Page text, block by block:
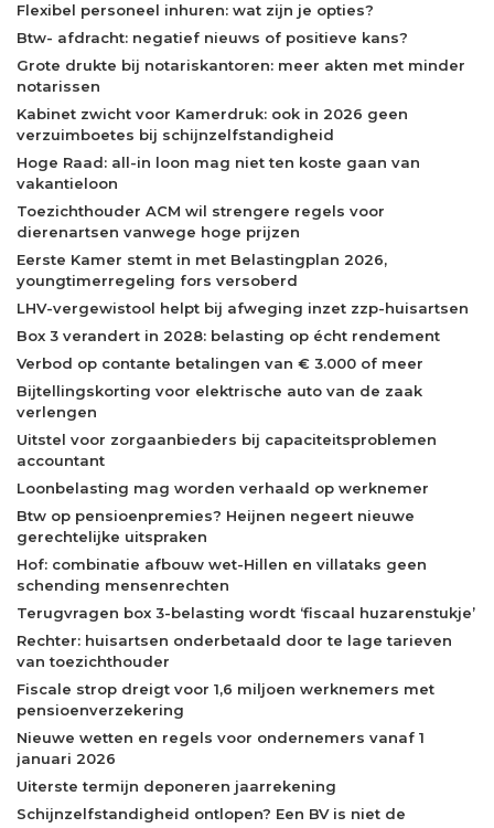
Flexibel personeel inhuren: wat zijn je opties?
Btw- afdracht: negatief nieuws of positieve kans?
Grote drukte bij notariskantoren: meer akten met minder
notarissen
Kabinet zwicht voor Kamerdruk: ook in 2026 geen
verzuimboetes bij schijnzelfstandigheid
Hoge Raad: all-in loon mag niet ten koste gaan van
vakantieloon
Toezichthouder ACM wil strengere regels voor
dierenartsen vanwege hoge prijzen
Eerste Kamer stemt in met Belastingplan 2026,
youngtimerregeling fors versoberd
LHV-vergewistool helpt bij afweging inzet zzp-huisartsen
Box 3 verandert in 2028: belasting op écht rendement
Verbod op contante betalingen van € 3.000 of meer
Bijtellingskorting voor elektrische auto van de zaak
verlengen
Uitstel voor zorgaanbieders bij capaciteitsproblemen
accountant
Loonbelasting mag worden verhaald op werknemer
Btw op pensioenpremies? Heijnen negeert nieuwe
gerechtelijke uitspraken
Hof: combinatie afbouw wet-Hillen en villataks geen
schending mensenrechten
Terugvragen box 3-belasting wordt ‘fiscaal huzarenstukje’
Rechter: huisartsen onderbetaald door te lage tarieven
van toezichthouder
Fiscale strop dreigt voor 1,6 miljoen werknemers met
pensioenverzekering
Nieuwe wetten en regels voor ondernemers vanaf 1
januari 2026
Uiterste termijn deponeren jaarrekening
Schijnzelfstandigheid ontlopen? Een BV is niet de